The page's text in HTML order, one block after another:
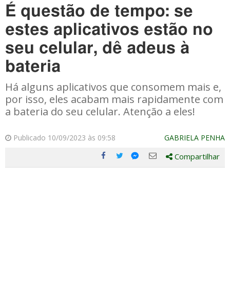
É questão de tempo: se
estes aplicativos estão no
seu celular, dê adeus à
bateria
Há alguns aplicativos que consomem mais e,
por isso, eles acabam mais rapidamente com
a bateria do seu celular. Atenção a eles!
Publicado 10/09/2023 às 09:58 GABRIELA PENHA
Compartilhe
Compartilhe
Compartilhe
Compartilhe
Compartilhar